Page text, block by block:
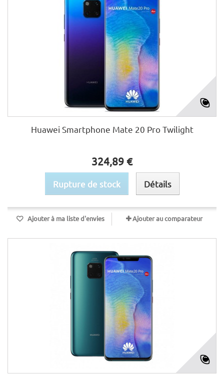
Huawei Smartphone Mate 20 Pro Twilight
324,89 €
Rupture de stock Détails
Ajouter à ma liste d'envies Ajouter au comparateur